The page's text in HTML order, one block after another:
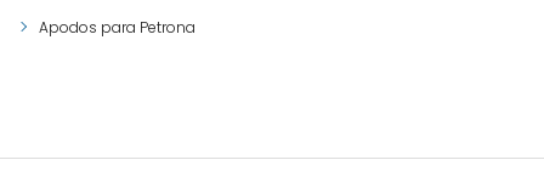
Apodos para Petrona